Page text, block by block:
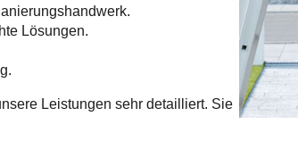
Lösungen.
Leistungen sehr detailliert. Sie